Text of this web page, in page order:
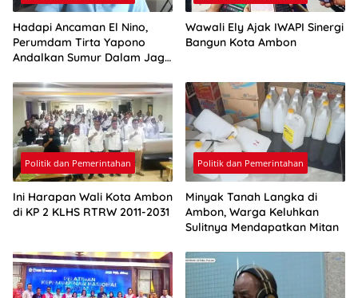
Hadapi Ancaman El Nino,
Perumdam Tirta Yapono
Andalkan Sumur Dalam Jaga
Wawali Ely Ajak IWAPI Sinergi
Bangun Kota Ambon
Politik dan Pemerintahan
Ini Harapan Wali Kota Ambon
di KP 2 KLHS RTRW 2011-2031
Politik dan Pemerintahan
Minyak Tanah Langka di
Ambon, Warga Keluhkan
Sulitnya Mendapatkan Mitan